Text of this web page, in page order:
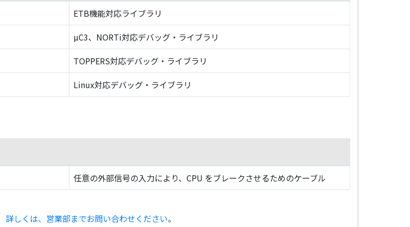
ETB機能対応ライブラリ
µC3、NORTi対応デバッグ・ライブラリ
TOPPERS対応デバッグ・ライブラリ
Linux対応デバッグ・ライブラリ
任意の外部信号の入力により、CPU をブレークさせるためのケーブル
詳しくは、営業部までお問い合わせください。